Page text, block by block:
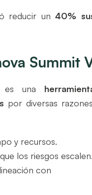
reducir un40%
Summit
es una
por diversas
y recursos.
los riesgos
con